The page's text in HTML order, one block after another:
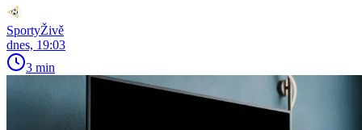
SportyŽivě
dnes, 19:03
3 min